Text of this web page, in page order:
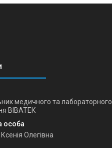
медичного та лабораторного
ВІВАТЕК
Олегівна